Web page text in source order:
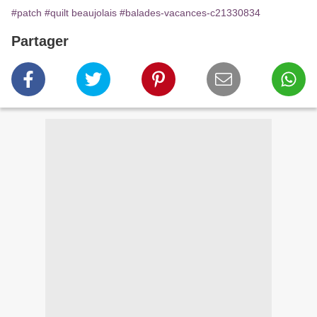
#patch #quilt beaujolais #balades-vacances-c21330834
Partager